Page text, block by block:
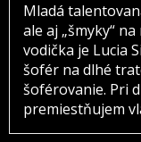
Mladá
ale aj „šmyky“
vodička je Lucia
šofér na dlhé
šoférovanie. Pri
premiestňujem